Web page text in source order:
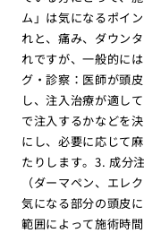
ム」は気になるポイ
れと、痛み、ダウン
れですが、一般的に
グ・診察：医師が頭
し、注入治療が適し
で注入するかなどを
にし、必要に応じて
たりします。3. 成分
（ダーマペン、エレ
気になる部分の頭皮
範囲によって施術時